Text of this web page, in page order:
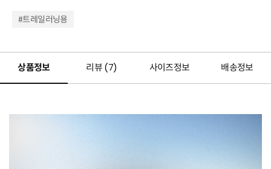
#트레일러닝용
상품정보 리뷰 (7) 사이즈정보 배송정보